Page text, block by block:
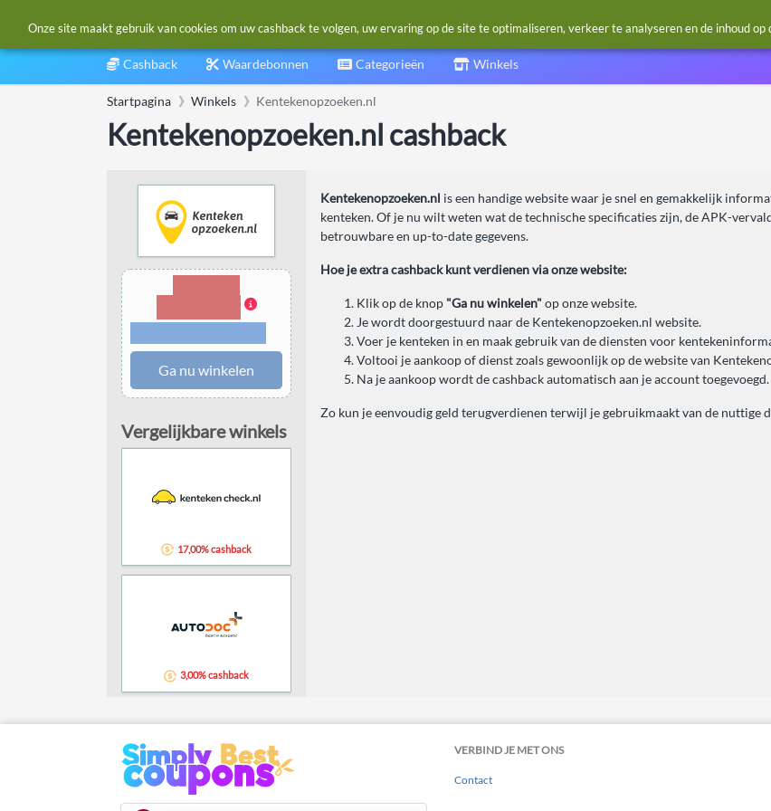
Cashback Waardebonnen Categorieën Winkels
Startpagina Winkels Kentekenopzoeken.nl
Kentekenopzoeken.nl cashback
Kentekenopzoeken.nl is een handige website waar je snel en gemakkelijk
kenteken. Of je nu wilt weten wat de technische specificaties zijn, de APK-
betrouwbare en up-to-date gegevens.
Hoe je extra cashback kunt verdienen via onze website:
Klik op de knop "Ga nu winkelen" op onze website.
Je wordt doorgestuurd naar de Kentekenopzoeken.nl website.
Voer je kenteken in en maak gebruik van de diensten voor
Voltooi je aankoop of dienst zoals gewoonlijk op de website van
Na je aankoop wordt de cashback automatisch aan je account toegevoegd.
Zo kun je eenvoudig geld terugverdienen terwijl je gebruikmaakt van de nuttige
Voorwaarden en
Ga nu winkelen
Vergelijkbare winkels
17,00% cashback
3,00% cashback
VERBIND JE MET ONS
Contact
Onze site maakt gebruik van cookies om uw cashback te volgen, uw ervaring op de site te optimaliseren, verkeer te analyseren en de inhoud